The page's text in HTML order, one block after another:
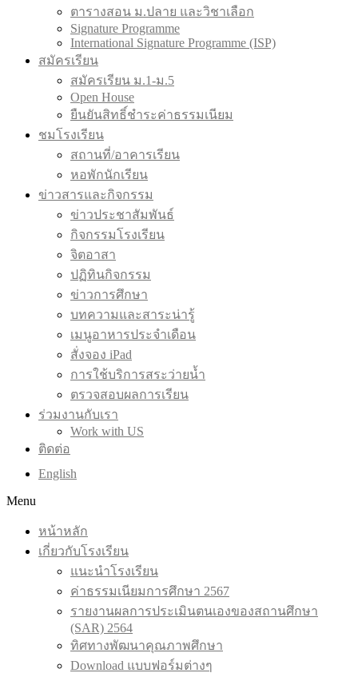
ตารางสอน ม.ปลาย และวิชาเลือก
Signature Programme
International Signature Programme (ISP)
สมัครเรียน
สมัครเรียน ม.1-ม.5
Open House
ยืนยันสิทธิ์ชำระค่าธรรมเนียม
ชมโรงเรียน
สถานที่/อาคารเรียน
หอพักนักเรียน
ข่าวสารและกิจกรรม
ข่าวประชาสัมพันธ์
กิจกรรมโรงเรียน
จิตอาสา
ปฏิทินกิจกรรม
ข่าวการศึกษา
บทความและสาระน่ารู้
เมนูอาหารประจำเดือน
สั่งจอง iPad
การใช้บริการสระว่ายน้ำ
ตรวจสอบผลการเรียน
ร่วมงานกับเรา
Work with US
ติดต่อ
English
Menu
หน้าหลัก
เกี่ยวกับโรงเรียน
แนะนำโรงเรียน
ค่าธรรมเนียมการศึกษา 2567
รายงานผลการประเมินตนเองของสถานศึกษา
(SAR) 2564
ทิศทางพัฒนาคุณภาพศึกษา
Download แบบฟอร์มต่างๆ